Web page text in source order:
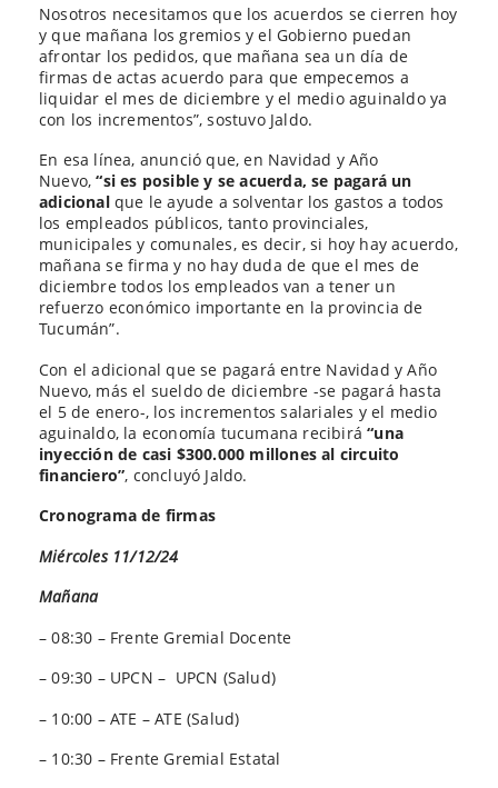
Nosotros necesitamos que los acuerdos se cierren hoy
y que mañana los gremios y el Gobierno puedan
afrontar los pedidos, que mañana sea un día de
firmas de actas acuerdo para que empecemos a
liquidar el mes de diciembre y el medio aguinaldo ya
con los incrementos”, sostuvo Jaldo.
En esa línea, anunció que, en Navidad y Año
Nuevo,“si es posible y se acuerda, se pagará un
adicionalque le ayude a solventar los gastos a todos
los empleados públicos, tanto provinciales,
municipales y comunales, es decir, si hoy hay acuerdo,
mañana se firma y no hay duda de que el mes de
diciembre todos los empleados van a tener un
refuerzo económico importante en la provincia de
Tucumán”.
Con el adicional que se pagará entre Navidad y Año
Nuevo, más el sueldo de diciembre -se pagará hasta
el 5 de enero-, los incrementos salariales y el medio
aguinaldo, la economía tucumana recibirá“una
inyección de casi $300.000 millones al circuito
financiero”, concluyó Jaldo.
Cronograma de firmas
Miércoles 11/12/24
Mañana
– 08:30 – Frente Gremial Docente
– 09:30 – UPCN – UPCN (Salud)
– 10:00 – ATE – ATE (Salud)
– 10:30 – Frente Gremial Estatal